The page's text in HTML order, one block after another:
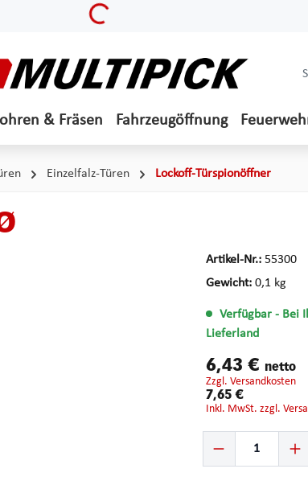
Loading...
& Fräsen Fahrzeugöffnung
Einzelfalz-Türen Lockoff-Türspionöffner
Artikel-Nr.: 55300
Gewicht: 0,1 kg
Verfügbar - Bei
Lieferland
6,43 € netto
zzgl. Versandkosten
7,65 €
inkl. MwSt. zzgl.
Produkt Anzahl: Gib